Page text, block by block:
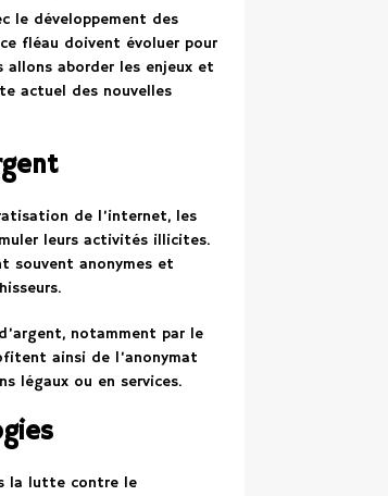
le développement des
fléau doivent évoluer pour
allons aborder les enjeux et
actuel des nouvelles
de l’internet, les
leurs activités illicites.
souvent anonymes et
notamment par le
ainsi de l’anonymat
légaux ou en services.
la lutte contre le